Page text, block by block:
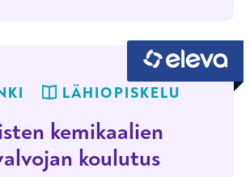
LÄHIOPISKELU
kemikaalien
koulutus